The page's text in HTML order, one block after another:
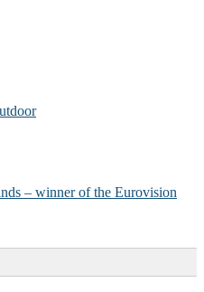
– winner of the Eurovision